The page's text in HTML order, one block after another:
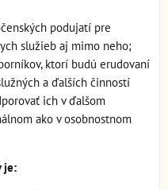
podujatí pre
služieb aj mimo neho;
ktorí budú erudovaní
a ďalších činností
ich v ďalšom
ako v osobnostnom
je: